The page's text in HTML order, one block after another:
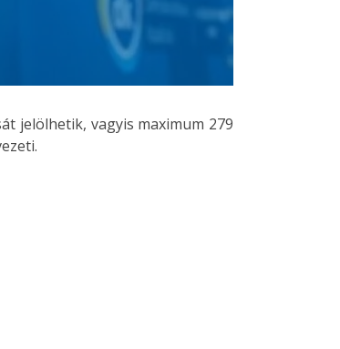
jelölhetik, vagyis maximum 279